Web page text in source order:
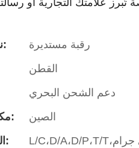
نمط الياقة:
رقبة مستديرة
القطن
دعم الشحن البحري
مكان المنشأ:
الصين
المدفوعات: